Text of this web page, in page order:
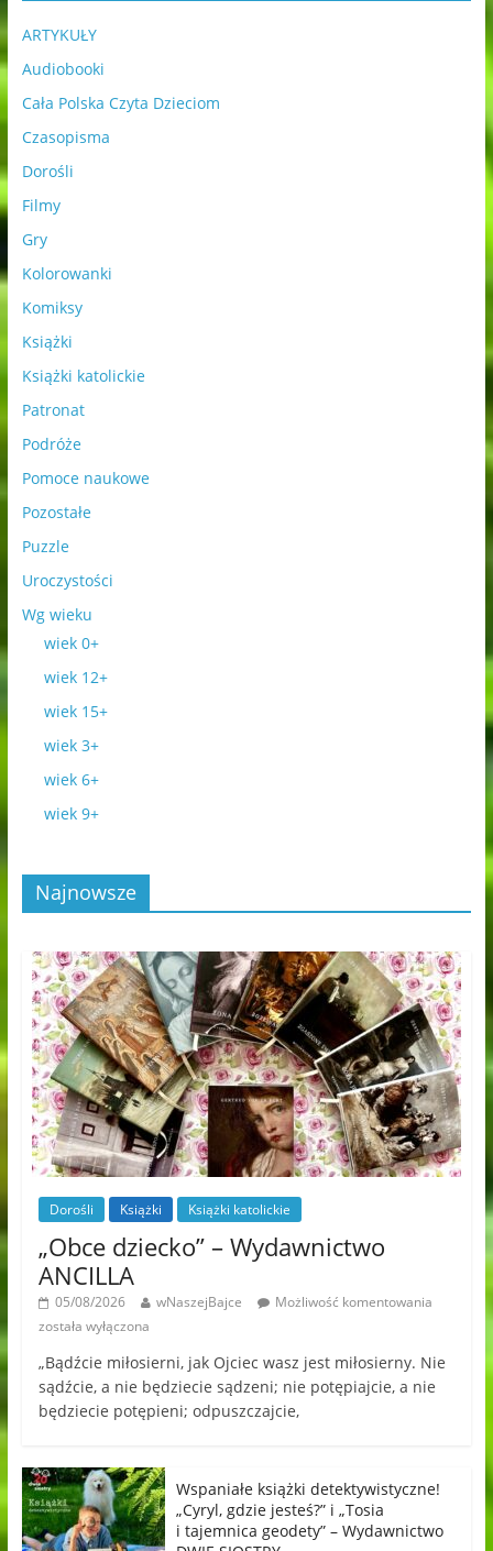
ARTYKUŁY
Audiobooki
Cała Polska Czyta Dzieciom
Czasopisma
Dorośli
Filmy
Gry
Kolorowanki
Komiksy
Książki
Książki katolickie
Patronat
Podróże
Pomoce naukowe
Pozostałe
Puzzle
Uroczystości
Wg wieku
wiek 0+
wiek 12+
wiek 15+
wiek 3+
wiek 6+
wiek 9+
Najnowsze
Dorośli Książki Książki katolickie
„Obce dziecko” – Wydawnictwo
ANCILLA
05/08/2026 wNaszejBajce
Możliwość komentowania
została wyłączona
„Bądźcie miłosierni, jak Ojciec wasz jest miłosierny. Nie
sądźcie, a nie będziecie sądzeni; nie potępiajcie, a nie
będziecie potępieni; odpuszczajcie,
Wspaniałe książki detektywistyczne!
„Cyryl, gdzie jesteś?” i „Tosia
i tajemnica geodety” – Wydawnictwo